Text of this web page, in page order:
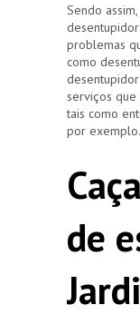
Sendo
problemas
como
serviços que
tais como
por exemplo.
de